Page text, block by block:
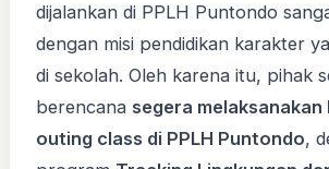
dijalankan di PPLH Puntondo
dengan misi pendidikan karakter
di sekolah. Oleh karena itu, pihak
berencana segera melaksanakan
outing class di PPLH Puntondo,